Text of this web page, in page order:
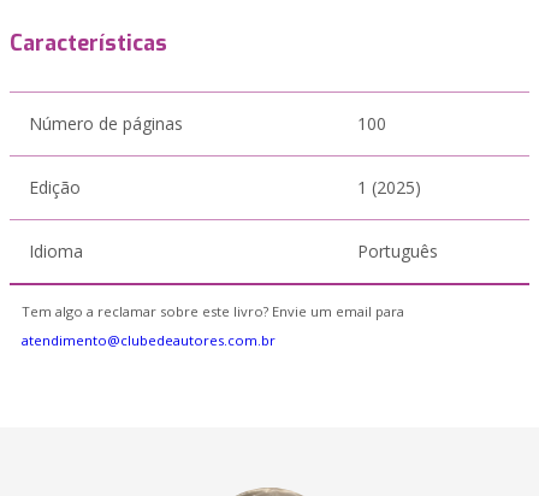
Características
Número de páginas 100
Edição 1 (2025)
Idioma Português
Tem algo a reclamar sobre este livro? Envie um email para
atendimento@clubedeautores.com.br